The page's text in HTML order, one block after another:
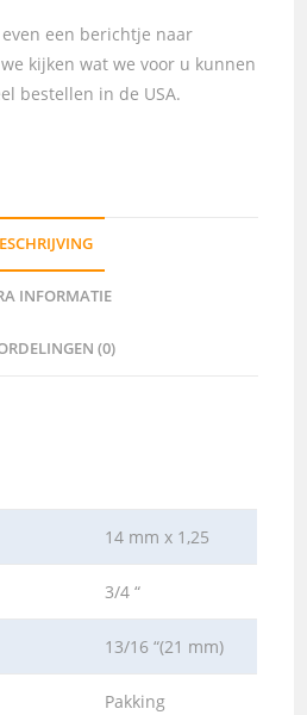
een berichtje naar
kijken wat we voor u kunnen
bestellen in de USA.
INFORMATIE
(0)
14 mm x 1,25
3/4 “
13/16 “(21 mm)
Pakking